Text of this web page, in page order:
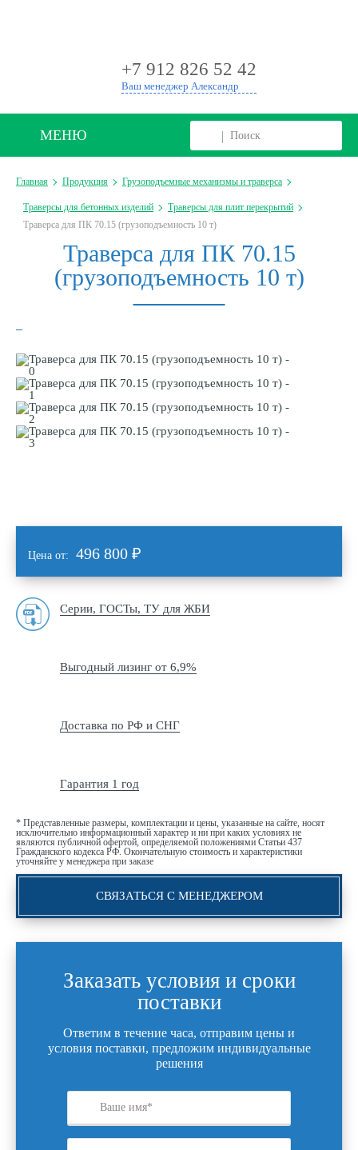
+7 912 826 52 42
Ваш менеджер Александр
МЕНЮ
Главная Продукция Грузоподъемные механизмы и траверса
Траверсы для бетонных изделий
Траверсы для плит перекрытий
Траверса для ПК 70.15 (грузоподъемность 10 т)
Траверса для ПК 70.15
(грузоподъемность 10 т)
Цена от: 496 800 ₽
Серии, ГОСТы, ТУ для ЖБИ
Выгодный лизинг от 6,9%
Доставка по РФ и СНГ
Гарантия 1 год
* Представленные размеры, комплектации и цены, указанные на сайте, носят
исключительно информационный характер и ни при каких условиях не
являются публичной офертой, определяемой положениями Статьи 437
Гражданского кодекса РФ. Окончательную стоимость и характеристики
уточняйте у менеджера при заказе
СВЯЗАТЬСЯ С МЕНЕДЖЕРОМ
Заказать условия и сроки
поставки
Ответим в течение часа, отправим цены и
условия поставки, предложим индивидуальные
решения